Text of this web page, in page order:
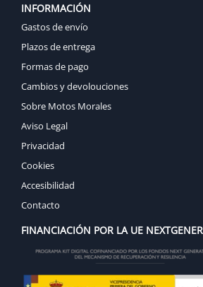
INFORMACIÓN
Gastos de envío
Plazos de entrega
Formas de pago
Cambios y devolouciones
Sobre Motos Morales
Aviso Legal
Privacidad
Cookies
Accesibilidad
Contacto
FINANCIACIÓN POR LA UE